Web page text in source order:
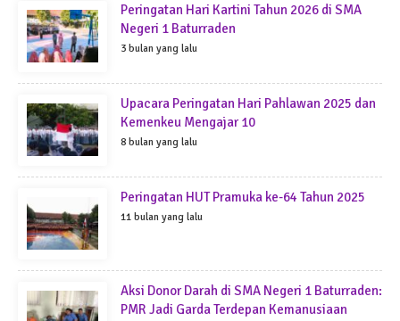
Peringatan Hari Kartini Tahun 2026 di SMA
Negeri 1 Baturraden
3 bulan yang lalu
Upacara Peringatan Hari Pahlawan 2025 dan
Kemenkeu Mengajar 10
8 bulan yang lalu
Peringatan HUT Pramuka ke-64 Tahun 2025
11 bulan yang lalu
Aksi Donor Darah di SMA Negeri 1 Baturraden:
PMR Jadi Garda Terdepan Kemanusiaan